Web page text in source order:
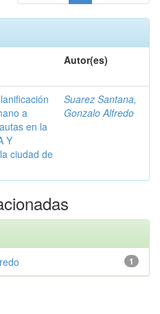
Autor(es)
a
en la
Y
ciudad de
Suarez Santana,
Gonzalo Alfredo
1